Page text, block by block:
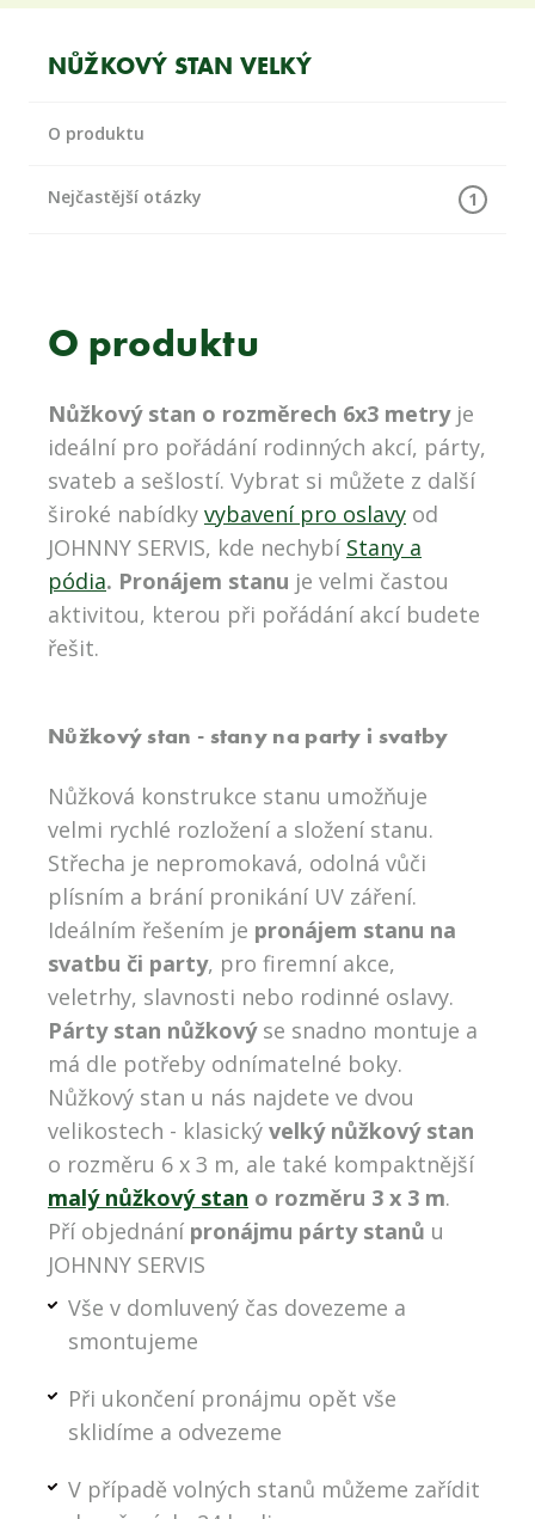
NŮŽKOVÝ STAN VELKÝ
O produktu
Nejčastější otázky 1
O produktu
Nůžkový stan o rozměrech 6x3 metryje
ideální pro pořádání rodinných akcí, párty,
svateb a sešlostí. Vybrat si můžete z další
široké nabídky vybavení pro oslavy od
JOHNNY SERVIS, kde nechybí Stany a
pódia. Pronájem stanu je velmi častou
aktivitou, kterou při pořádání akcí budete
řešit.
Nůžkový stan - stany na party i svatby
Nůžková konstrukce stanu umožňuje
velmi rychlé rozložení a složení stanu.
Střecha je nepromokavá, odolná vůči
plísním a brání pronikání UV záření.
Ideálním řešením je pronájem stanu na
svatbu či party, pro firemní akce,
veletrhy, slavnosti nebo rodinné oslavy.
Párty stan nůžkovýse snadno montuje a
má dle potřeby odnímatelné boky.
Nůžkový stan u nás najdete ve dvou
velikostech - klasický velký nůžkový stan
o rozměru 6 x 3 m, ale také kompaktnější
malý nůžkový stan o rozměru 3 x 3 m.
Pří objednání pronájmu párty stanů u
JOHNNY SERVIS
Vše v domluvený čas dovezeme a
smontujeme
Při ukončení pronájmu opět vše
sklidíme a odvezeme
V případě volných stanů můžeme zařídit